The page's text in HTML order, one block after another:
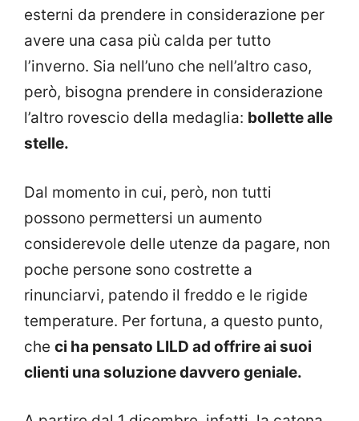
esterni da prendere in considerazione per
avere una casa più calda per tutto
l’inverno. Sia nell’uno che nell’altro caso,
però, bisogna prendere in considerazione
l’altro rovescio della medaglia: bollette alle
stelle.
Dal momento in cui, però, non tutti
possono permettersi un aumento
considerevole delle utenze da pagare, non
poche persone sono costrette a
rinunciarvi, patendo il freddo e le rigide
temperature. Per fortuna, a questo punto,
che ci ha pensato LILD ad offrire ai suoi
clienti una soluzione davvero geniale.